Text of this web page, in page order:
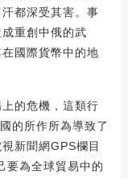
都深受其害。事
重創中俄的武
國際貨幣中的地
的危機，這類行
的所作所為導致了
新聞網GPS欄目
要為全球貿易中的